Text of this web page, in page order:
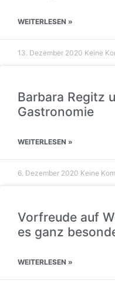
WEITERLESEN »
13. Dezember 2020 Keine
Barbara Regitz
Gastronomie
WEITERLESEN »
6. Dezember 2020 Keine
Vorfreude auf
es ganz
WEITERLESEN »